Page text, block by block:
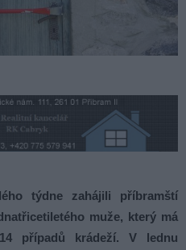
týdne zahájili příbramští
muže, který má
případů krádeží. V lednu